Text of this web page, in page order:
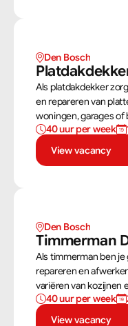
Den Bosch
Als platdakdekker
en repareren van
woningen, garages of
deze daken tegen
zoals regen, sneeuw
40 uur per week
View vacancy
Den Bosch
Timmerman
Als timmerman ben
repareren en
variëren van kozijnen
dakconstructies en
bouwtekeningen
40 uur per week
View vacancy